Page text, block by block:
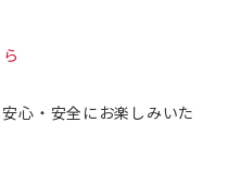
心・安全にお楽しみいた